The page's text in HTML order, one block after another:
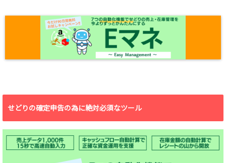
せどりの確定申告の為に絶対必須なツール